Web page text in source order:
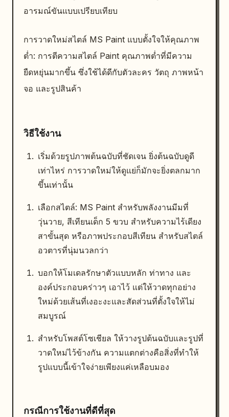
อารมณ์ขันแบบเปรียบเทียบ
การวาดใหม่สไตล์ MS Paint แบบตั้งใจให้คุณภาพ
ต่ำ: การตีความสไตล์ Paint คุณภาพต่ำที่มีความ
ยืดหยุ่นมากขึ้น ซึ่งใช้ได้ดีกับตัวละคร วัตถุ ภาพหน้า
จอ และรูปสินค้า
วิธีใช้งาน
เริ่มด้วยรูปภาพต้นฉบับที่ชัดเจน ยิ่งต้นฉบับดูดี
เท่าไหร่ การวาดใหม่ให้ดูแย่ก็มักจะยิ่งตลกมาก
ขึ้นเท่านั้น
เลือกสไตล์: MS Paint สำหรับพลังงานมีมที่
วุ่นวาย, สีเทียนเด็ก 5 ขวบ สำหรับความไร้เดียง
สาขั้นสุด หรือภาพประกอบสีเทียน สำหรับสไตล์
อวตารที่นุ่มนวลกว่า
บอกให้โมเดลรักษาตัวแบบหลัก ท่าทาง และ
องค์ประกอบคร่าวๆ เอาไว้ แต่ให้วาดทุกอย่าง
ใหม่ด้วยเส้นที่เงอะงะและสัดส่วนที่ตั้งใจให้ไม่
สมบูรณ์
สำหรับโพสต์โซเชียล ให้วางรูปต้นฉบับและรูปที่
วาดใหม่ไว้ข้างกัน ความแตกต่างคือสิ่งที่ทำให้
รูปแบบนี้เข้าใจง่ายเพียงแค่เหลือบมอง
กรณีการใช้งานที่ดีที่สุด